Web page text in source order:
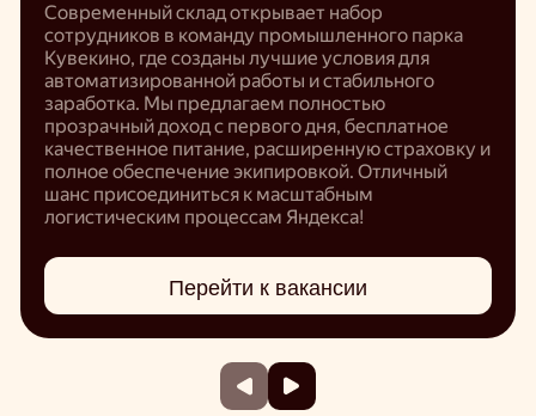
Современный склад открывает набор
сотрудников в команду промышленного парка
Кувекино, где созданы лучшие условия для
автоматизированной работы и стабильного
заработка. Мы предлагаем полностью
прозрачный доход с первого дня, бесплатное
качественное питание, расширенную страховку и
полное обеспечение экипировкой. Отличный
шанс присоединиться к масштабным
логистическим процессам Яндекса!
Перейти к вакансии